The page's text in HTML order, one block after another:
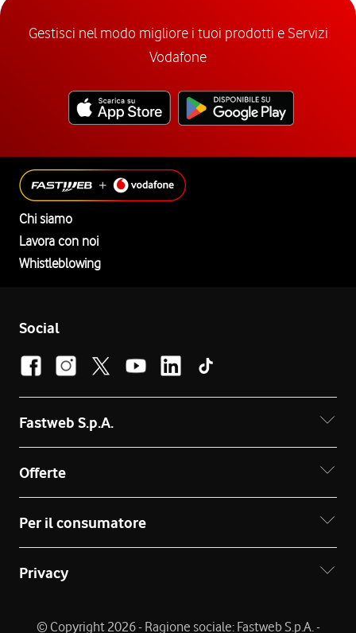
Gestisci nel modo migliore i tuoi prodotti e Servizi
Vodafone
Chi siamo
Lavora con noi
Whistleblowing
Social
Fastweb S.p.A.
Offerte
Per il consumatore
Privacy
© Copyright 2026 - Ragione sociale: Fastweb S.p.A. -